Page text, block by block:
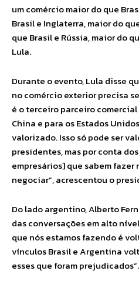
um comércio maior do que
Brasil e Inglaterra, maior do
que Brasil e Rússia, maior do
Lula.
Durante o evento, Lula disse
no comércio exterior precisa
é o terceiro parceiro comercial
China e para os Estados
valorizado. Isso só pode ser
presidentes, mas por conta
empresários] que sabem fazer
negociar”, acrescentou o
Do lado argentino, Alberto
das conversações em alto
que nós estamos fazendo é
vínculos Brasil e Argentina
esses que foram prejudicados”.